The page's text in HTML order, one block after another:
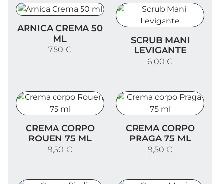
ARNICA CREMA 50
ML
7,50 €
SCRUB MANI
LEVIGANTE
6,00 €
CREMA CORPO
ROUEN 75 ML
9,50 €
CREMA CORPO
PRAGA 75 ML
9,50 €